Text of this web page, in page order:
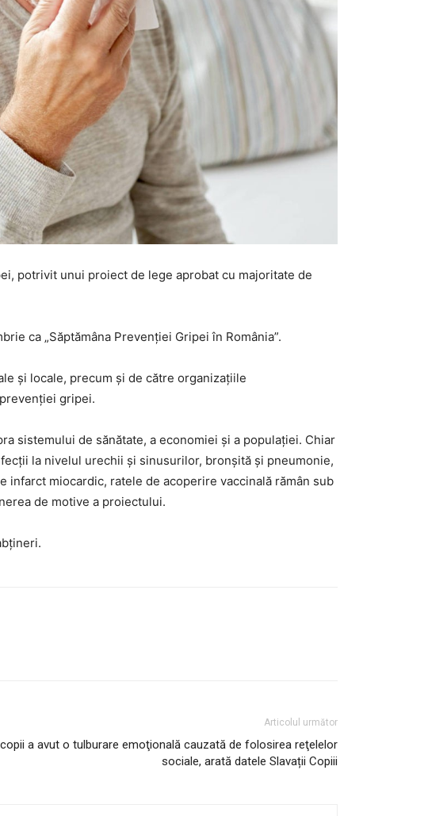
potrivit unui proiect de lege aprobat cu majoritate de
ca „Săptămâna Prevenţiei Gripei în România”.
şi locale, precum şi de către organizaţiile
gripei.
sistemului de sănătate, a economiei şi a populaţiei. Chiar
la nivelul urechii şi sinusurilor, bronşită şi pneumonie,
miocardic, ratele de acoperire vaccinală rămân sub
de motive a proiectului.
Articolul următor
a avut o tulburare emoţională cauzată de folosirea reţelelor
sociale, arată datele Slavații Copiii